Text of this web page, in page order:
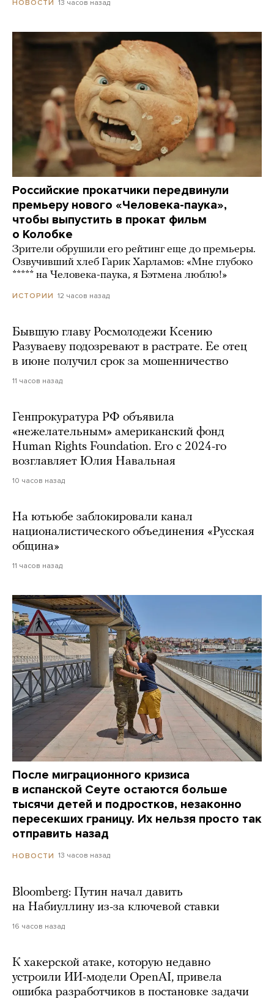
НОВОСТИ 13 часов назад
Российские прокатчики передвинули
премьеру нового «Человека-паука»,
чтобы выпустить в прокат фильм
о Колобке
Зрители обрушили его рейтинг еще до премьеры.
Озвучивший хлеб Гарик Харламов: «Мне глубоко
***** на Человека-паука, я Бэтмена люблю!»
ИСТОРИИ 12 часов назад
Бывшую главу Росмолодежи Ксению
Разуваеву подозревают в растрате. Ее отец
в июне получил срок за мошенничество
11 часов назад
Генпрокуратура РФ объявила
«нежелательным» американский фонд
Human Rights Foundation. Его с 2024-го
возглавляет Юлия Навальная
10 часов назад
На ютьюбе заблокировали канал
националистического объединения «Русская
община»
11 часов назад
После миграционного кризиса
в испанской Сеуте остаются больше
тысячи детей и подростков, незаконно
пересекших границу. Их нельзя просто так
отправить назад
НОВОСТИ 13 часов назад
Bloomberg: Путин начал давить
на Набиуллину из-за ключевой ставки
16 часов назад
К хакерской атаке, которую недавно
устроили ИИ-модели OpenAI, привела
ошибка разработчиков в постановке задачи